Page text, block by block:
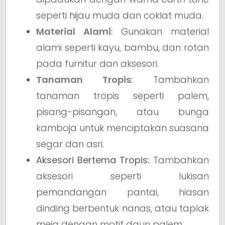
seperti hijau muda dan coklat muda.
Material Alami: Gunakan material
alami seperti kayu, bambu, dan rotan
pada furnitur dan aksesori.
Tanaman Tropis: Tambahkan
tanaman tropis seperti palem,
pisang-pisangan, atau bunga
kamboja untuk menciptakan suasana
segar dan asri.
Aksesori Bertema Tropis: Tambahkan
aksesori seperti lukisan
pemandangan pantai, hiasan
dinding berbentuk nanas, atau taplak